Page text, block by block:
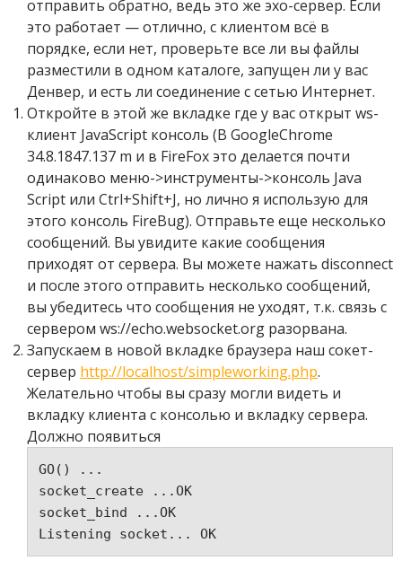
отправить обратно, ведь это же эхо-сервер. Если
это работает — отлично, с клиентом всё в
порядке, если нет, проверьте все ли вы файлы
разместили в одном каталоге, запущен ли у вас
Денвер, и есть ли соединение с сетью Интернет.
Откройте в этой же вкладке где у вас открыт ws-
клиент JavaScript консоль (В GoogleChrome
34.8.1847.137 m и в FireFox это делается почти
одинаково меню->инструменты->консоль Java
Script или Ctrl+Shift+J, но лично я использую для
этого консоль FireBug). Отправьте еще несколько
сообщений. Вы увидите какие сообщения
приходят от сервера. Вы можете нажать disconnect
и после этого отправить несколько сообщений,
вы убедитесь что сообщения не уходят, т.к. связь с
сервером ws://echo.websocket.org разорвана.
Запускаем в новой вкладке браузера наш сокет-
сервер http://localhost/simpleworking.php.
Желательно чтобы вы сразу могли видеть и
вкладку клиента с консолью и вкладку сервера.
Должно появиться
GO() ...
socket_create ...OK
socket_bind ...OK